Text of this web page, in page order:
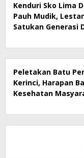
Kenduri Sko Lima
Pauh Mudik,
Satukan Generasi
Peletakan Batu
Kerinci, Harapan
Kesehatan